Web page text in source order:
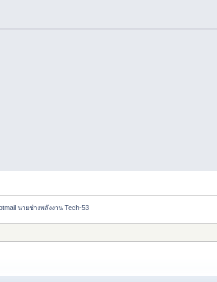
นายช่างพลังงาน Tech-53